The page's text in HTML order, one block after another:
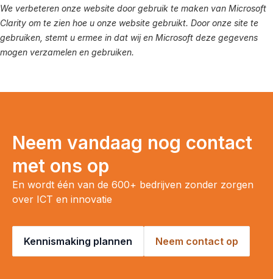
We verbeteren onze website door gebruik te maken van Microsoft
Clarity om te zien hoe u onze website gebruikt. Door onze site te
gebruiken, stemt u ermee in dat wij en Microsoft deze gegevens
mogen verzamelen en gebruiken.
Neem vandaag nog contact
met ons op
En wordt één van de 600+ bedrijven zonder zorgen
over ICT en innovatie
Kennismaking plannen Neem contact op